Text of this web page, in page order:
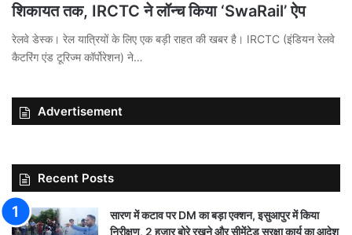
शिकायत तक, IRCTC ने लॉन्च किया ‘SwaRail’ ऐप
रेलवे डेस्क। रेल यात्रियों के लिए एक बड़ी राहत की खबर है। IRCTC (इंडियन रेलवे
कैटरिंग एंड टूरिज्म कॉर्पोरेशन) ने…
Advertisement
Recent Posts
सारण में कटाव पर DM का बड़ा एक्शन, इसुआपुर में किया
निरीक्षण, 2 हजार बोरे रखने और सीमेंटेड सुरक्षा कार्य का आदेश